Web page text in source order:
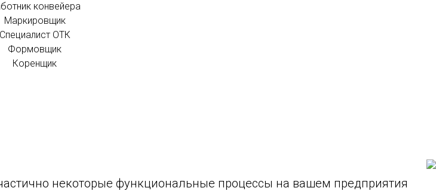
конвейера
Маркировщик
Специалист ОТК
Формовщик
Коренщик
некоторые функциональные процессы на вашем предприятия